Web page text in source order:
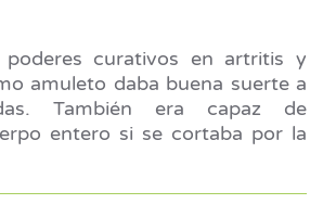
curativos en artritis y
amuleto daba buena suerte a
También era capaz de
entero si se cortaba por la